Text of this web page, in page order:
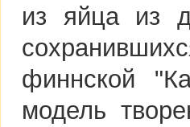
из яйца из
финнской
модель